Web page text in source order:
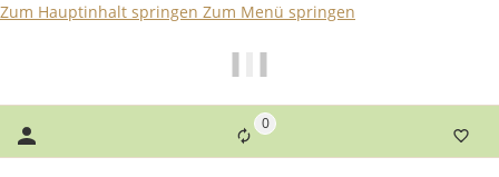
Zum Hauptinhalt springen Zum Menü springen
0